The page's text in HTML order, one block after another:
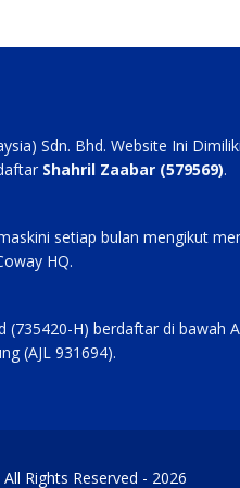
Sdn. Bhd. Website Ini
Shahril Zaabar (579569).
setiap bulan mengikut
HQ.
(735420-H) berdaftar di bawah
(AJL 931694).
Rights Reserved - 2026